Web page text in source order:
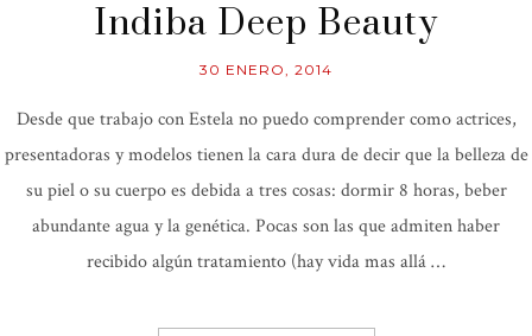
Indiba Deep Beauty
30 ENERO, 2014
Desde que trabajo con Estela no puedo comprender como actrices,
presentadoras y modelos tienen la cara dura de decir que la belleza de
su piel o su cuerpo es debida a tres cosas: dormir 8 horas, beber
abundante agua y la genética. Pocas son las que admiten haber
recibido algún tratamiento (hay vida mas allá …